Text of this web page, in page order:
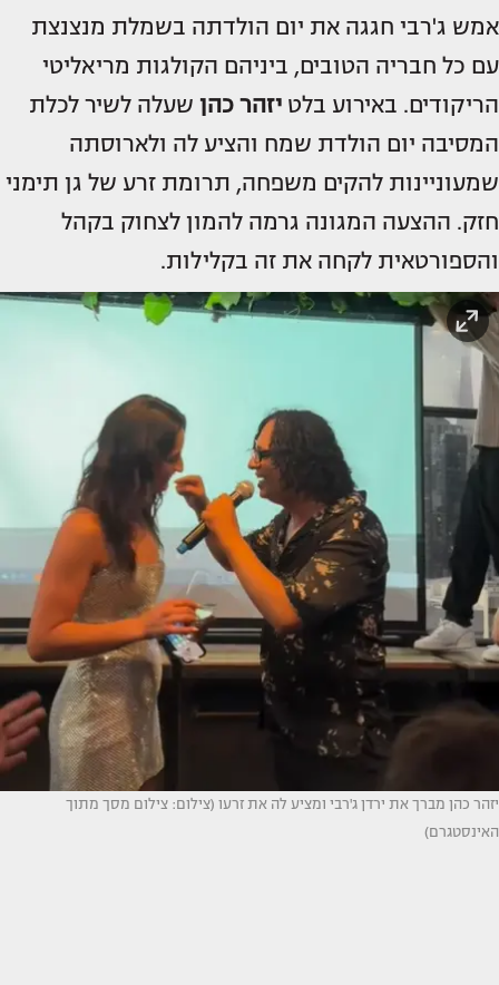
אמש ג'רבי חגגה את יום הולדתה בשמלת מנצנצת
עם כל חבריה הטובים, ביניהם הקולגות מריאליטי
הריקודים. באירוע בלט יזהר כהן שעלה לשיר לכלת
המסיבה יום הולדת שמח והציע לה ולארוסתה
שמעוניינות להקים משפחה, תרומת זרע של גן תימני
חזק. ההצעה המגונה גרמה להמון לצחוק בקהל
והספורטאית לקחה את זה בקלילות.
יזהר כהן מברך את ירדן ג'רבי ומציע לה את זרעו (צילום: צילום מסך מתוך
האינסטגרם)